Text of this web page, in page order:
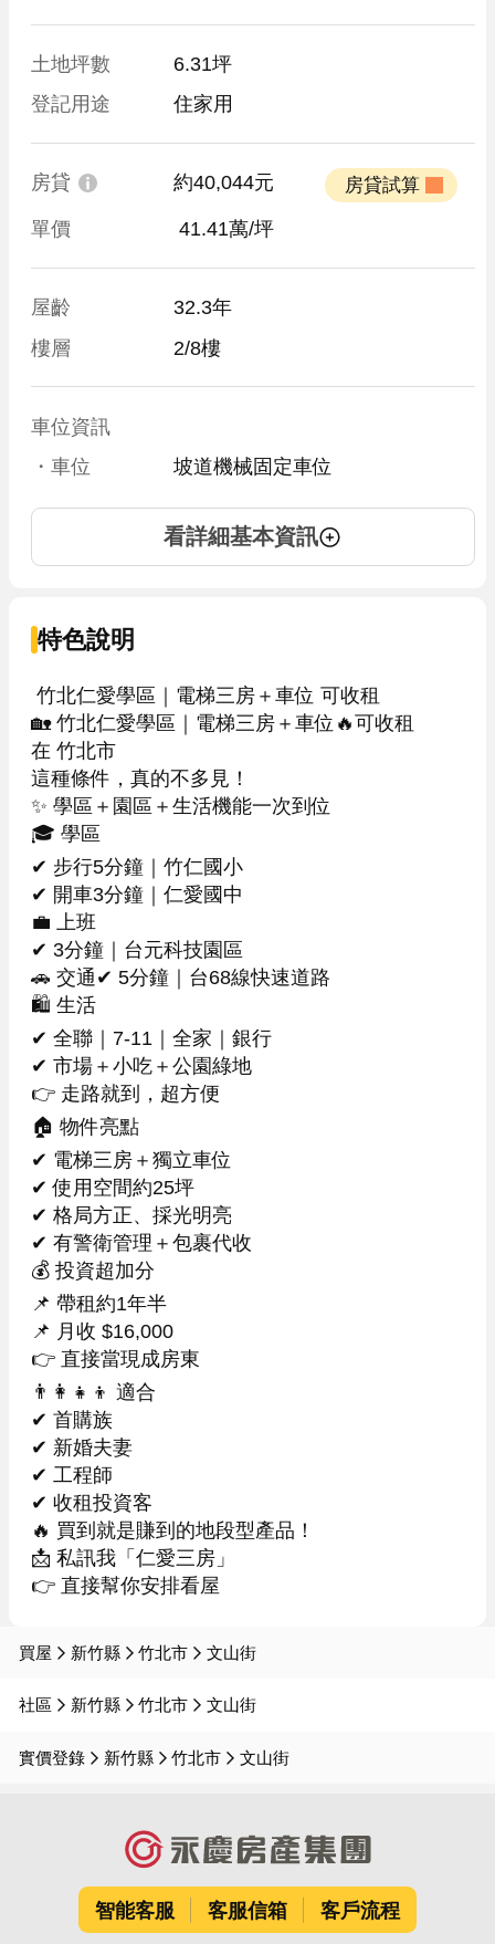
土地坪數
6.31坪
登記用途
住家用
房貸 約40,044元
單價 41.41萬/坪
屋齡
32.3年
樓層
2/8樓
車位資訊
・車位
坡道機械固定車位
看詳細基本資訊
特色說明
🏡 竹北仁愛學區｜電梯三房＋車位🔥可收租
在 竹北市
這種條件，真的不多見！
✨ 學區＋園區＋生活機能一次到位
🎓 學區
✔ 步行5分鐘｜竹仁國小
✔ 開車3分鐘｜仁愛國中
💼 上班
✔ 3分鐘｜台元科技園區
🚗 交通✔ 5分鐘｜台68線快速道路
🛍 生活
✔ 全聯｜7-11｜全家｜銀行
✔ 市場＋小吃＋公園綠地
👉 走路就到，超方便
🏠 物件亮點
✔ 電梯三房＋獨立車位
✔ 使用空間約25坪
✔ 格局方正、採光明亮
✔ 有警衛管理＋包裹代收
💰 投資超加分
📌 帶租約1年半
📌 月收 $16,000
👉 直接當現成房東
👨‍👩‍👧‍👦 適合
✔ 首購族
✔ 新婚夫妻
✔ 工程師
✔ 收租投資客
🔥 買到就是賺到的地段型產品！
📩 私訊我「仁愛三房」
👉 直接幫你安排看屋
買屋 新竹縣 竹北市 文山街
社區 新竹縣 竹北市 文山街
實價登錄 新竹縣 竹北市 文山街
智能客服 客服信箱 客戶流程